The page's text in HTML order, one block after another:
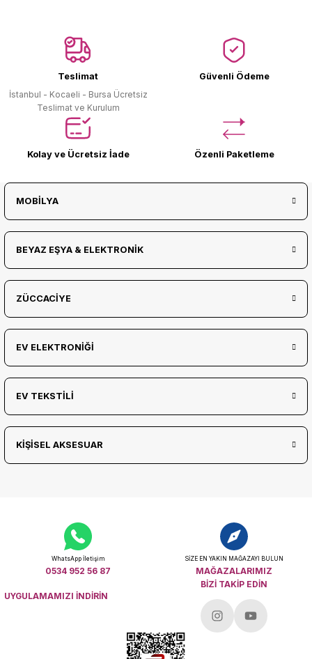
Teslimat
İstanbul - Kocaeli - Bursa Ücretsiz
Teslimat ve Kurulum
Güvenli Ödeme
Kolay ve Ücretsiz İade Özenli Paketleme
MOBİLYA
BEYAZ EŞYA & ELEKTRONİK
ZÜCCACİYE
EV ELEKTRONİĞİ
EV TEKSTİLİ
KİŞİSEL AKSESUAR
WhatsApp İletişim
0534 952 56 87
SİZE EN YAKIN MAĞAZAYI BULUN
MAĞAZALARIMIZ
UYGULAMAMIZI İNDİRİN
BİZİ TAKİP EDİN